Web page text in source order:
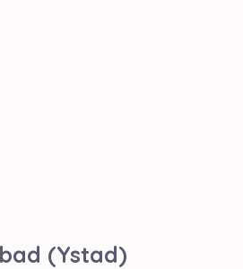
(Ystad)